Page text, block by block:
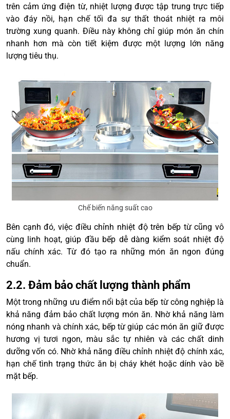
trên cảm ứng điện từ, nhiệt lượng được tập trung trực tiếp
vào đáy nồi, hạn chế tối đa sự thất thoát nhiệt ra môi
trường xung quanh. Điều này không chỉ giúp món ăn chín
nhanh hơn mà còn tiết kiệm được một lượng lớn năng
lượng tiêu thụ.
Chế biến năng suất cao
Bên cạnh đó, việc điều chỉnh nhiệt độ trên bếp từ cũng vô
cùng linh hoạt, giúp đầu bếp dễ dàng kiểm soát nhiệt độ
nấu chính xác. Từ đó tạo ra những món ăn ngon đúng
chuẩn.
2.2. Đảm bảo chất lượng thành phẩm
Một trong những ưu điểm nổi bật của bếp từ công nghiệp là
khả năng đảm bảo chất lượng món ăn. Nhờ khả năng làm
nóng nhanh và chính xác, bếp từ giúp các món ăn giữ được
hương vị tươi ngon, màu sắc tự nhiên và các chất dinh
dưỡng vốn có. Nhờ khả năng điều chỉnh nhiệt độ chính xác,
hạn chế tình trạng thức ăn bị cháy khét hoặc dính vào bề
mặt bếp.